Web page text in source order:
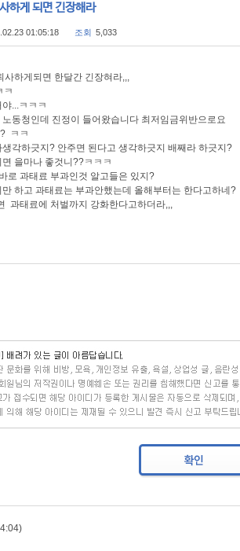
하게 되면 긴장해라
01:05:18 조회 5,033
사하게되면 한달간 긴장혀라,,,
ㅋ
...ㅋㅋㅋ
동청인데 진정이 들어왔습니다 최저임금위반으로요
ㅋㅋ
각하긋지? 안주면 된다고 생각하긋지 배째라 하긋지?
을마나 좋것니??ㅋㅋㅋ
로 과태료 부과인것 알고들은 있지?
하고 과태료는 부과안했는데 올해부터는 한다고하네?
과태료에 처벌까지 강화한다고하더라,,,